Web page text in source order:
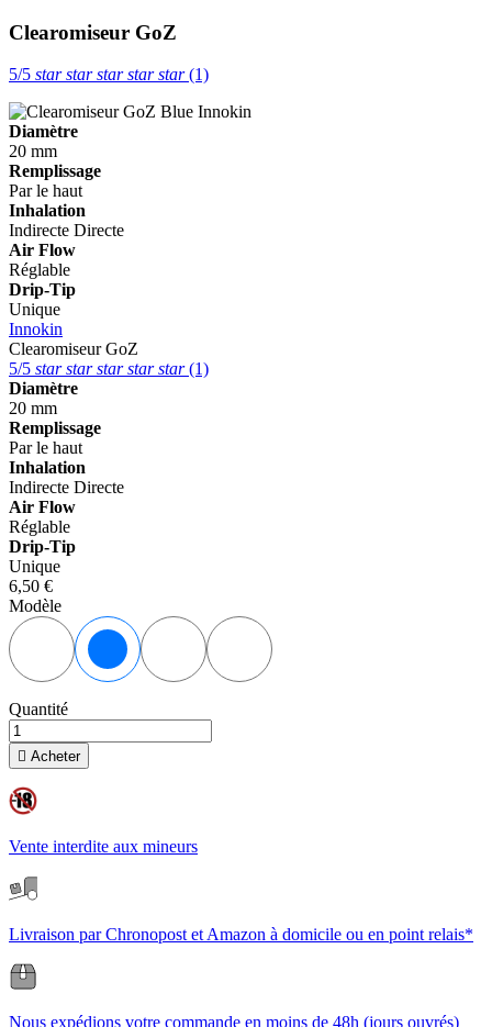
Clearomiseur GoZ
5/5 starstarstarstarstar(1)
Diamètre
20 mm
Remplissage
Par le haut
Inhalation
Indirecte Directe
Air Flow
Réglable
Drip-Tip
Unique
Innokin
Clearomiseur GoZ
5/5 starstarstarstarstar(1)
Diamètre
20 mm
Remplissage
Par le haut
Inhalation
Indirecte Directe
Air Flow
Réglable
Drip-Tip
Unique
6,50 €
Modèle
Black Blue Light Pink
Quantité
 Acheter
Vente interdite aux mineurs
Livraison par Chronopost et Amazon à domicile ou en point relais*
Nous expédions votre commande en moins de 48h (jours ouvrés)